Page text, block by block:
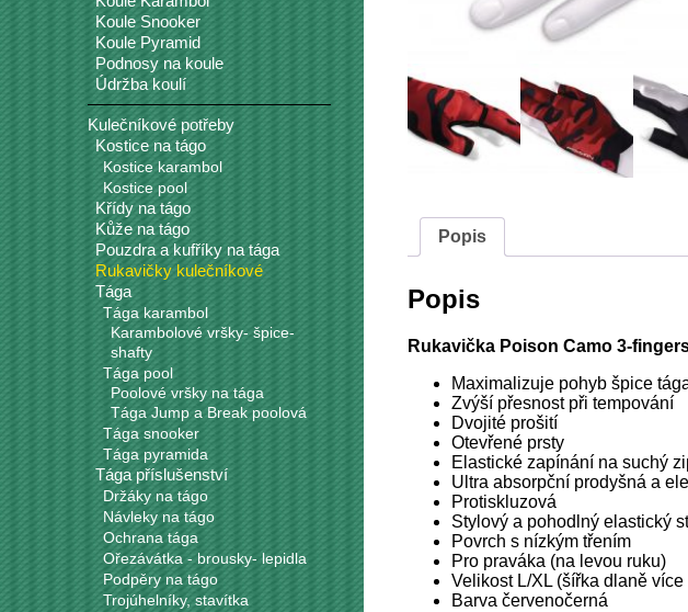
Popis
Popis
Rukavička Poison Camo 3-
Maximalizuje pohyb špice
Zvýší přesnost při tempování
Dvojité prošití
Otevřené prsty
Elastické zapínání na suchý
Ultra absorpční prodyšná a
Protiskluzová
Stylový a pohodlný elastický
Povrch s nízkým třením
Pro praváka (na levou ruku)
Velikost L/XL (šířka dlaně více
Barva červenočerná
Koule Snooker
Koule Pyramid
Podnosy na koule
Údržba koulí
Kulečníkové potřeby
Kostice na tágo
Kostice karambol
Kostice pool
Křídy na tágo
Kůže na tágo
Pouzdra a kufříky na tága
Rukavičky kulečníkové
Tága
Tága karambol
Karambolové vršky- špice-
shafty
Tága pool
Poolové vršky na tága
Tága Jump a Break poolová
Tága snooker
Tága pyramida
Tága příslušenství
Držáky na tágo
Návleky na tágo
Ochrana tága
Ořezávátka - brousky- lepidla
Podpěry na tágo
Trojúhelníky, stavítka